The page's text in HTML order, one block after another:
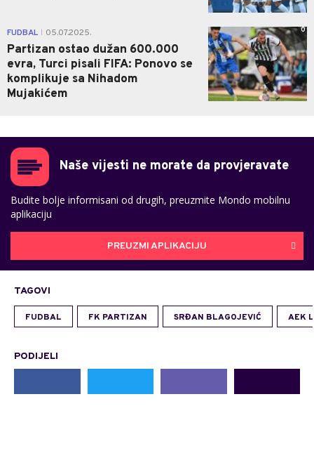
FUDBAL 05.07.2025.
Partizan ostao dužan 600.000
evra, Turci pisali FIFA: Ponovo se
komplikuje sa Nihadom
Mujakićem
0
Naše vijesti ne morate da provjeravate
Budite bolje informisani od drugih, preuzmite Mondo mobilnu
aplikaciju
PREUZMI APLIKACIJU
TAGOVI
FUDBAL FK PARTIZAN SRĐAN BLAGOJEVIĆ AEK
PODIJELI